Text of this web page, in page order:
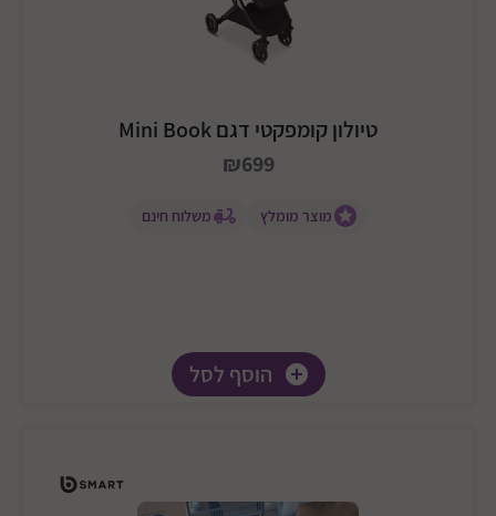
טיולון קומפקטי דגם Mini Book
₪699
מוצר מומלץ משלוח חינם
הוסף לסל